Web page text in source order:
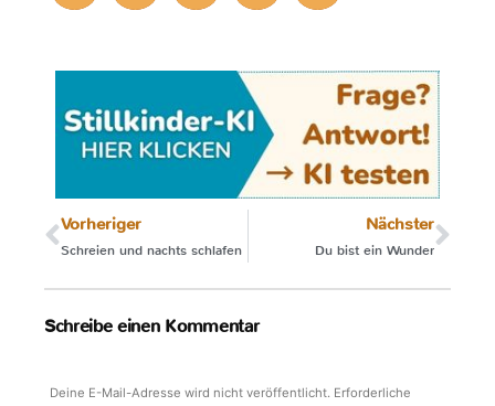
Vorheriger
Schreien und nachts schlafen
Nächster
Du bist ein Wunder
Schreibe einen Kommentar
Deine E-Mail-Adresse wird nicht veröffentlicht. Erforderliche